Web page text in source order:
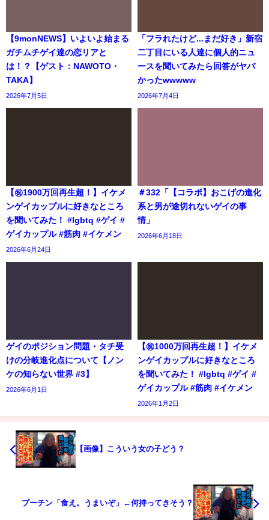
【9monNEWS】いよいよ始まる
ガチムチゲイ達の恋リアと
は！？【ゲスト：NAWOTO・
TAKA】
2026年7月5日
「フラれたけど...まだ好き」新宿
二丁目にいる人達に個人的ニュ
ースを聞いてみたら回答がヤバ
かったwwwww
2026年7月4日
【㊗️1900万回再生超！】イケメ
ンゲイカップルに好きなところ
を聞いてみた！ #lgbtq #ゲイ #
ゲイカップル #筋肉 #イケメン
2026年6月24日
＃332「【コラボ】おこげの進化
系と男が途切れないゲイの事
情」
2026年6月18日
ゲイのポジション問題・タチ受
けの分岐進化点について【ノン
ケの知らない世界 #3】
2026年6月1日
【㊗️1000万回再生超！】イケメ
ンゲイカップルに好きなところ
を聞いてみた！ #lgbtq #ゲイ #
ゲイカップル #筋肉 #イケメン
2026年1月2日
【画像】こういう女の子どう？
プーチン「食え。うまいぞ」←何持ってきそう？